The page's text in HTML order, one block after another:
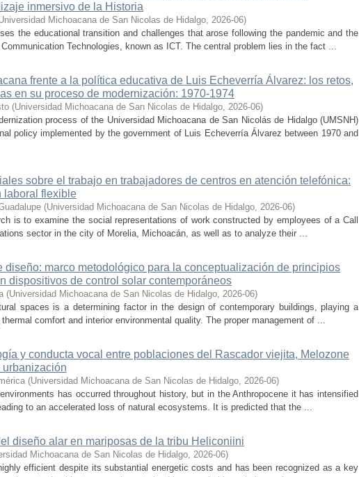
inmersivo de la Historia
Michoacana de San Nicolas de Hidalgo, 2026-06)
the educational transition and challenges that arose following the pandemic and the
Technologies, known as ICT. The central problem lies in the fact ...
frente a la política educativa de Luis Echeverría Álvarez: los retos,
en su proceso de modernización: 1970-1974
(Universidad Michoacana de San Nicolas de Hidalgo, 2026-06)
process of the Universidad Michoacana de San Nicolás de Hidalgo (UMSNH)
policy implemented by the government of Luis Echeverría Álvarez between 1970 and
sobre el trabajo en trabajadores de centros en atención telefónica:
laboral flexible
(Universidad Michoacana de San Nicolas de Hidalgo, 2026-06)
is to examine the social representations of work constructed by employees of a Call
sector in the city of Morelia, Michoacán, as well as to analyze their ...
diseño: marco metodológico para la conceptualización de principios
dispositivos de control solar contemporáneos
(Universidad Michoacana de San Nicolas de Hidalgo, 2026-06)
spaces is a determining factor in the design of contemporary buildings, playing a
comfort and interior environmental quality. The proper management of ...
y conducta vocal entre poblaciones del Rascador viejita, Melozone
urbanización
(Universidad Michoacana de San Nicolas de Hidalgo, 2026-06)
has occurred throughout history, but in the Anthropocene it has intensified
to an accelerated loss of natural ecosystems. It is predicted that the ...
diseño alar en mariposas de la tribu Heliconiini
Michoacana de San Nicolas de Hidalgo, 2026-06)
efficient despite its substantial energetic costs and has been recognized as a key